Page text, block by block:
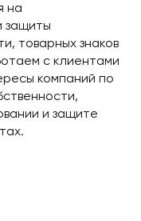
на
защиты
товарных знаков
с клиентами
компаний по
и защите